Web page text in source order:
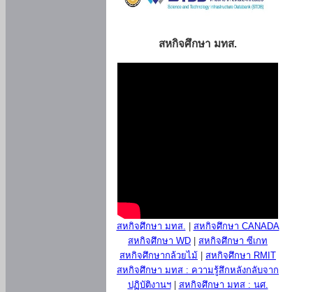
สหกิจศึกษา มทส.
สหกิจศึกษา มทส.
สหกิจศึกษา CANADA
สหกิจศึกษา WD
สหกิจศึกษา ซีเกท
สหกิจศึกษากล้วยไม้
สหกิจศึกษา RMIT
สหกิจศึกษา มทส : ความรู้สึกหลังกลับจาก
ปฏิบัติงานฯ| สหกิจศึกษา มทส : นศ.